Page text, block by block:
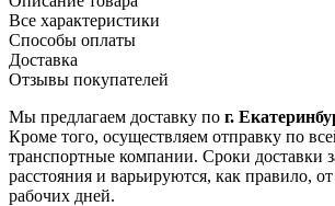
Все характеристики
Способы оплаты
Доставка
Отзывы покупателей
Мы предлагаем доставку по г.
Кроме того, осуществляем отправку по
транспортные компании. Сроки доставки
расстояния и варьируются, как правило,
рабочих дней.